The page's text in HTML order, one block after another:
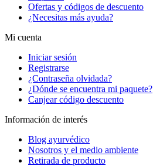
Ofertas y códigos de descuento
¿Necesitas más ayuda?
Mi cuenta
Iniciar sesión
Registrarse
¿Contraseña olvidada?
¿Dónde se encuentra mi paquete?
Canjear código descuento
Información de interés
Blog ayurvédico
Nosotros y el medio ambiente
Retirada de producto